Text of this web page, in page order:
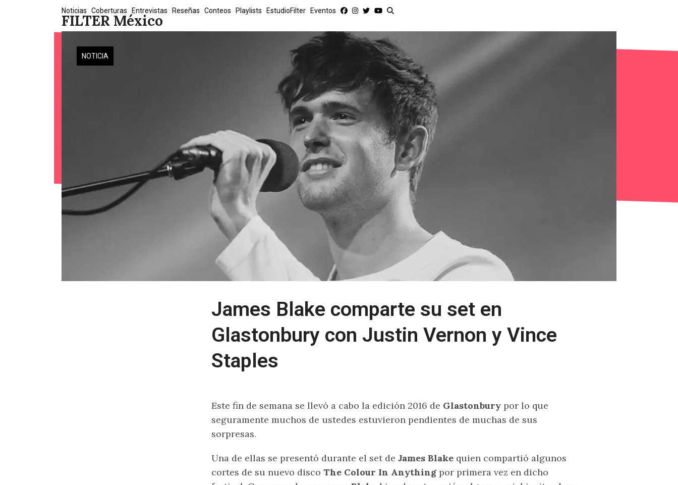
FILTER México
Noticias Coberturas Entrevistas Reseñas Conteos Playlists EstudioFilter Eventos
NOTICIA
James Blake comparte su set en
Glastonbury con Justin Vernon y Vince
Staples
Este fin de semana se llevó a cabo la edición 2016 de Glastonbury por lo que
seguramente muchos de ustedes estuvieron pendientes de muchas de sus
sorpresas.
Una de ellas se presentó durante el set de James Blake quien compartió algunos
cortes de su nuevo disco The Colour In Anything por primera vez en dicho